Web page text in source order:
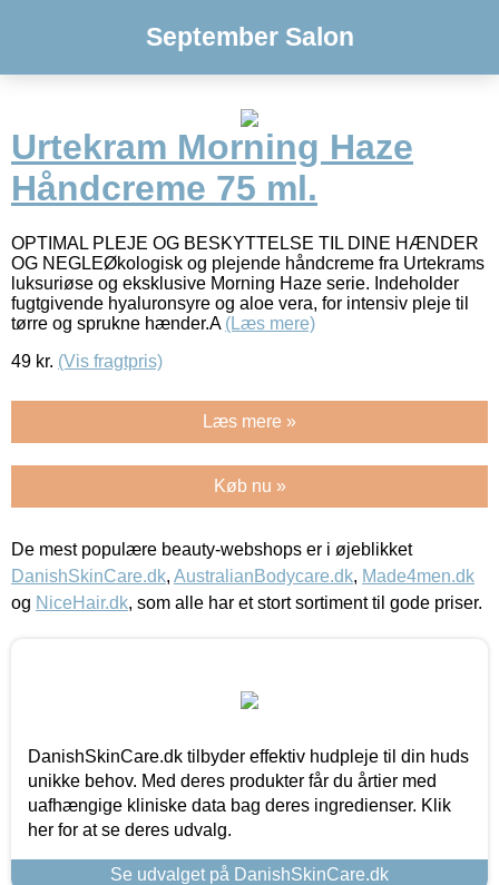
September Salon
Urtekram Morning Haze
Håndcreme 75 ml.
OPTIMAL PLEJE OG BESKYTTELSE TIL DINE HÆNDER
OG NEGLEØkologisk og plejende håndcreme fra Urtekrams
luksuriøse og eksklusive Morning Haze serie. Indeholder
fugtgivende hyaluronsyre og aloe vera, for intensiv pleje til
tørre og sprukne hænder.A (Læs mere)
49 kr. (Vis fragtpris)
Læs mere »
Køb nu »
De mest populære beauty-webshops er i øjeblikket
DanishSkinCare.dk, AustralianBodycare.dk, Made4men.dk
og NiceHair.dk, som alle har et stort sortiment til gode priser.
DanishSkinCare.dk tilbyder effektiv hudpleje til din huds
unikke behov. Med deres produkter får du årtier med
uafhængige kliniske data bag deres ingredienser. Klik
her for at se deres udvalg.
Se udvalget på DanishSkinCare.dk